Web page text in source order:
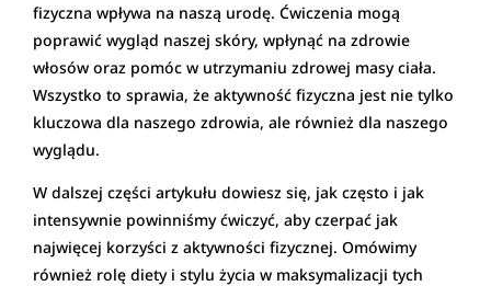
fizyczna wpływa na naszą urodę. Ćwiczenia mogą
poprawić wygląd naszej skóry, wpłynąć na zdrowie
włosów oraz pomóc w utrzymaniu zdrowej masy ciała.
Wszystko to sprawia, że aktywność fizyczna jest nie tylko
kluczowa dla naszego zdrowia, ale również dla naszego
wyglądu.
W dalszej części artykułu dowiesz się, jak często i jak
intensywnie powinniśmy ćwiczyć, aby czerpać jak
najwięcej korzyści z aktywności fizycznej. Omówimy
również rolę diety i stylu życia w maksymalizacji tych